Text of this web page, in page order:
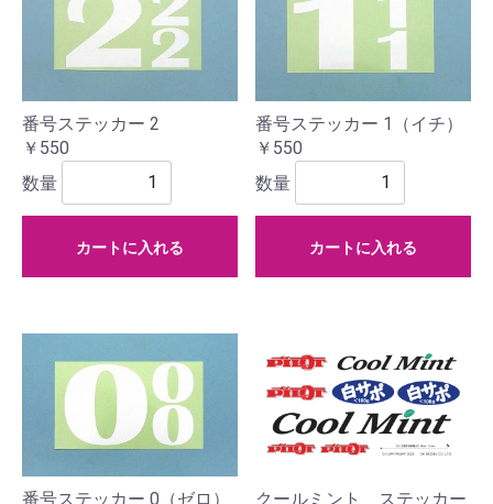
番号ステッカー 2
￥550
数量
カートに入れる
番号ステッカー 1（イチ）
￥550
数量
カートに入れる
番号ステッカー 0（ゼロ）
クールミント ステッカー